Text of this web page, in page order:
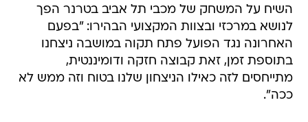
השיח על המשחק של מכבי תל אביב בטרנר הפך
לנושא במרכזי ובצוות המקצועי הבהירו: "בפעם
האחרונה נגד הפועל פתח תקוה במושבה ניצחנו
בתוספת זמן, זאת קבוצה חזקה ודומיננטית,
מתייחסים לזה כאילו הניצחון שלנו בטוח וזה ממש לא
ככה".